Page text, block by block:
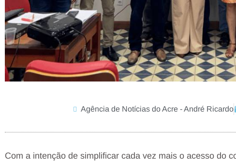
Agência de Notícias do Acre - André Ricardo
Com a intenção de simplificar cada vez mais o acesso do